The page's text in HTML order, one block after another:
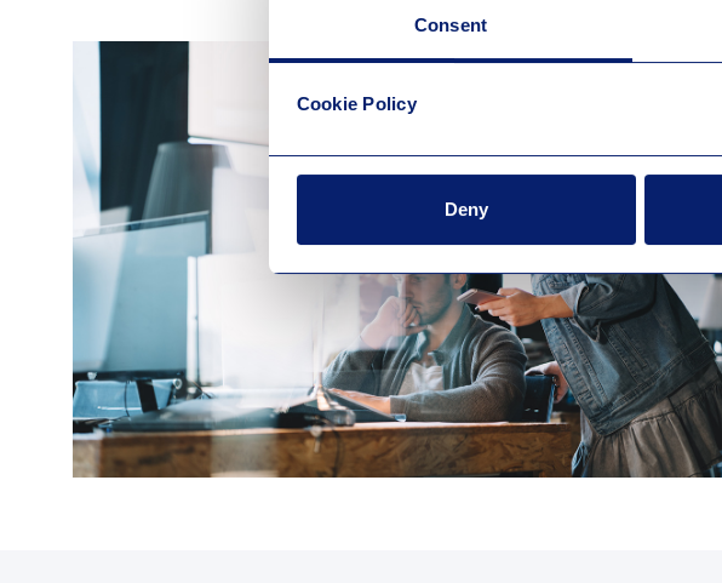
Consent
Cookie Policy
Deny